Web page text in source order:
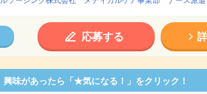
応募する
興味があったら「★気になる！」をクリック！